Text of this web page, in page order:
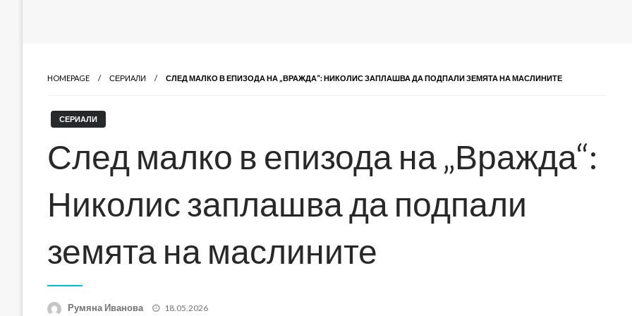
HOMEPAGE СЕРИАЛИ СЛЕД МАЛКО В ЕПИЗОДА НА „ВРАЖДА“: НИКОЛИС ЗАПЛАШВА ДА ПОДПАЛИ ЗЕМЯТА НА МАСЛИНИТЕ
СЕРИАЛИ
След малко в епизода на „Вражда“:
Николис заплашва да подпали
земята на маслините
Румяна Иванова
Posted
18.05.2026